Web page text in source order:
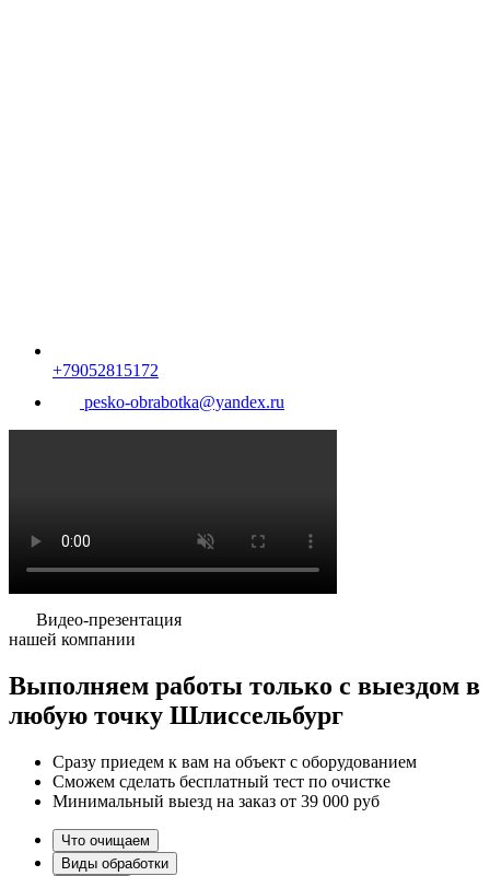
Видео-презентация
нашей компании
Выполняем работы только с выездом в
любую точку Шлиссельбург
Сразу приедем к вам на объект с оборудованием
Сможем сделать бесплатный тест по очистке
Минимальный выезд на заказ от 39 000 руб
Что очищаем
Виды обработки